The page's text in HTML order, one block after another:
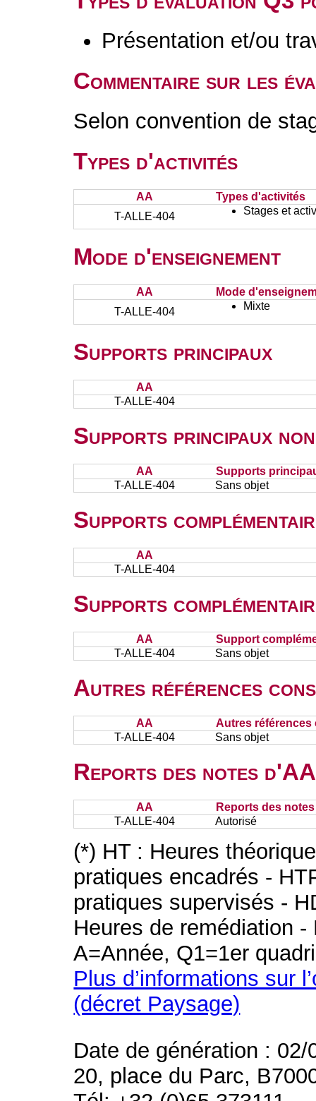
Présentation et/ou
Commentaire sur les
Selon convention de
Types d'activités
AA
Types d'activités
T-ALLE-404
Stages et
Mode d'enseignement
AA
Mode
T-ALLE-404
Mixte
Supports principaux
AA
T-ALLE-404
Supports principaux
AA
Supports
T-ALLE-404
Sans objet
Supports
AA
T-ALLE-404
Supports
AA
Support
T-ALLE-404
Sans objet
Autres références
AA
Autres références
T-ALLE-404
Sans objet
Reports des notes
AA
Reports des
T-ALLE-404
Autorisé
(*) HT : Heures
pratiques encadrés -
pratiques supervisés -
Heures de remédiation
A=Année, Q1=1er
Plus d’informations sur
(décret Paysage)
Date de génération : 02/
20, place du Parc,